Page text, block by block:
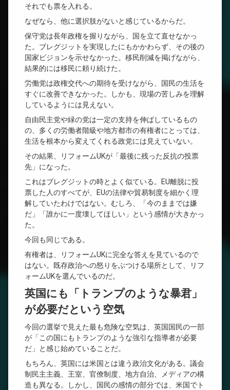
それでも票を入れる。
なぜなら、他に選択肢がないと感じているからだ。
保守党は長年政権を握りながら、国を立て直せなかっ
た。ブレグジットを実現したにもかかわらず、その後の
国家ビジョンを示せなかった。移民削減を掲げながら、
結果的には移民に頼り続けた。
労働党は政権交代への期待を受けながら、国民の生活を
すぐに改善できなかった。しかも、現場の苦しみを理解
しているようには見えない。
自由民主党や緑の党は一定の支持を伸ばしているもの
の、多くの労働者階級や地方都市の有権者にとっては、
生活を根本から変えてくれる政党には見えていない。
その結果、リフォームUKが「最後に残った反抗の投票
先」になった。
これはブレグジットの時とよく似ている。EU離脱に投
票した人のすべてが、EUの法律や貿易制度を細かく理
解していたわけではない。むしろ、「今のままでは嫌
だ」「誰かに一度壊してほしい」という感情が大きかっ
た。
今回も同じである。
有権者は、リフォームUKに完全な答えを見ているので
はない。既存政治への怒りをぶつける場所として、リフ
ォームUKを選んでいるのだ。
英国にも「トランプのような暴君」
が必要だという空気
今回の選挙で見えた最も危険な空気は、英国国民の一部
が「この国にもトランプのような強引な指導者が必要
だ」と感じ始めていることだ。
もちろん、英国には米国とは違う政治文化がある。議会
制民主主義、王室、官僚制度、地方自治、メディアの構
造も異なる。しかし、国民の感情の部分では、米国でト